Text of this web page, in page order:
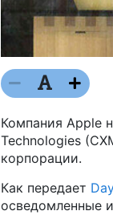
Компания Apple
Technologies
корпорации.
Как передает
осведомленные